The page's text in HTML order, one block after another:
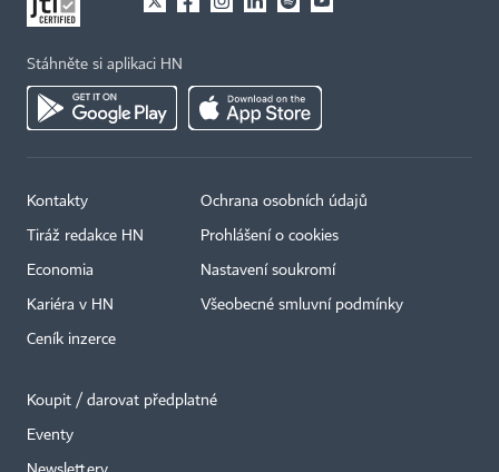
Stáhněte si aplikaci HN
Kontakty
Tiráž redakce HN
Economia
Kariéra v HN
Ceník inzerce
Ochrana osobních údajů
Prohlášení o cookies
Nastavení soukromí
Všeobecné smluvní podmínky
Koupit / darovat předplatné
Eventy